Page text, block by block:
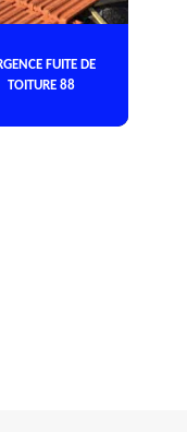
FUITE DE
TOITURE 88